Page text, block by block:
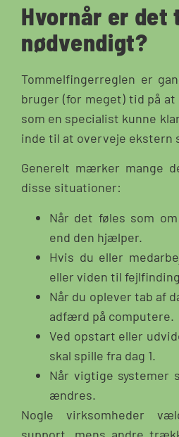
Hvornår er det
nødvendigt?
Tommelfingerreglen er
bruger (for meget) tid på
som en specialist kunne
inde til at overveje ekstern
Generelt mærker mange
disse situationer:
Når det føles som
end den hjælper.
Hvis du eller
eller viden til
Når du oplever tab af
adfærd på computere.
Ved opstart eller
skal spille fra dag 1.
Når vigtige systemer
ændres.
Nogle virksomheder
support, mens andre